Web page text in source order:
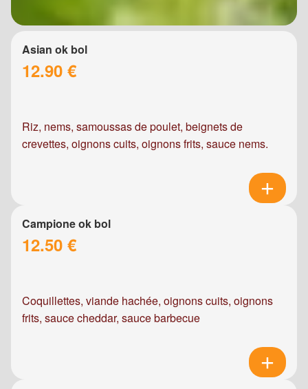
Asian ok bol
12.90 €
Riz, nems, samoussas de poulet, beignets de
crevettes, oignons cuits, oignons frits, sauce nems.
Campione ok bol
12.50 €
Coquillettes, viande hachée, oignons cuits, oignons
frits, sauce cheddar, sauce barbecue